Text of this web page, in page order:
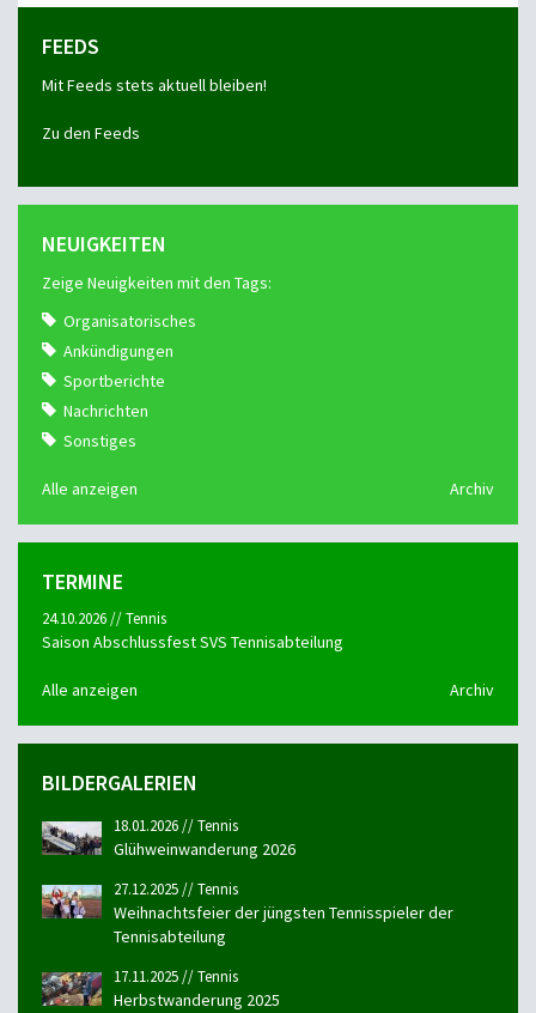
FEEDS
Mit Feeds stets aktuell bleiben!
Zu den Feeds
NEUIGKEITEN
Zeige Neuigkeiten mit den Tags:
Organisatorisches
Ankündigungen
Sportberichte
Nachrichten
Sonstiges
Alle anzeigen Archiv
TERMINE
24.10.2026 // Tennis
Saison Abschlussfest SVS Tennisabteilung
Alle anzeigen Archiv
BILDERGALERIEN
18.01.2026 // Tennis
Glühweinwanderung 2026
27.12.2025 // Tennis
Weihnachtsfeier der jüngsten Tennisspieler der
Tennisabteilung
17.11.2025 // Tennis
Herbstwanderung 2025